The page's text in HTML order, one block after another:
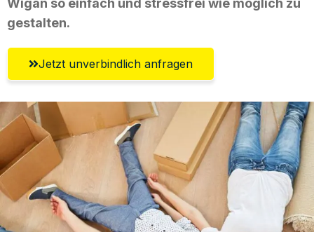
Wigan so einfach und stressfrei wie möglich zu
gestalten.
Jetzt unverbindlich anfragen